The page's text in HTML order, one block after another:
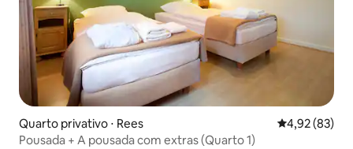
Quarto privativo ⋅ Rees 4,92 de uma
4,92 (83)
Pousada + A pousada com extras (Quarto 1)